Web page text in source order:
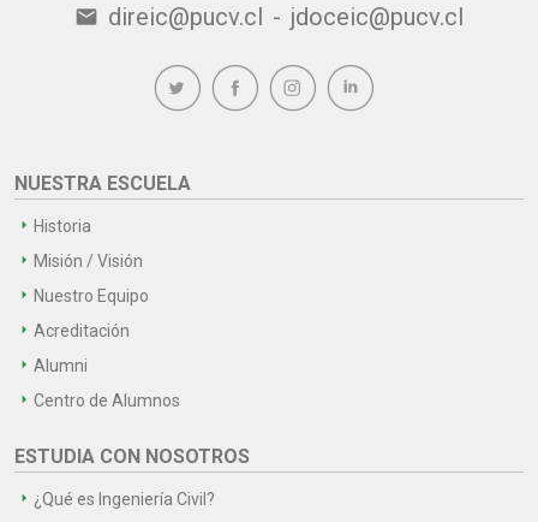
email direic@pucv.cl - jdoceic@pucv.cl
NUESTRA ESCUELA
Historia
Misión / Visión
Nuestro Equipo
Acreditación
Alumni
Centro de Alumnos
ESTUDIA CON NOSOTROS
¿Qué es Ingeniería Civil?